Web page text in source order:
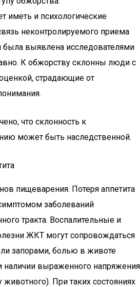
иметь и психологические
неконтролируемого приема
была выявлена исследователями
К обжорству склонны люди с
страдающие от
что склонность к
может быть наследственной.
пищеварения. Потеря аппетита
заболеваний
тракта. Воспалительные и
ЖКТ могут сопровождаться
запорами, болью в животе
наличии выраженного напряжения
При таких состояниях